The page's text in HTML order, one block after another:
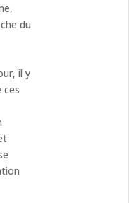
du
il y
ces